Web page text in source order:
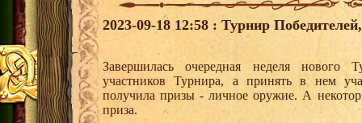
2023-09-18 12:58 : Турнир
Завершилась очередная неделя нового
участников Турнира, а принять в нем
получила призы - личное оружие. А
приза.